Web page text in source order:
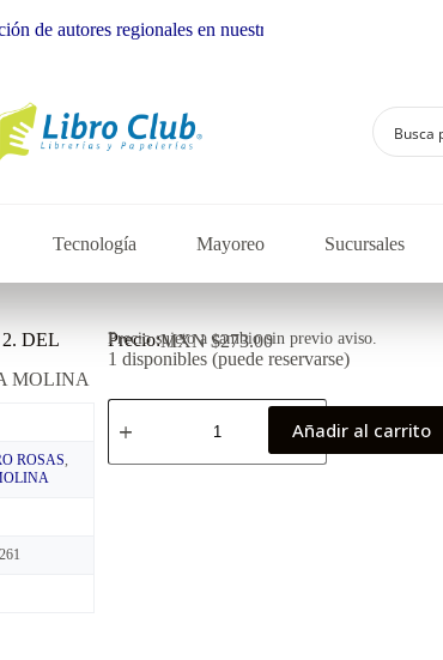
regionales en nuestra librería
Tecnología Mayoreo Sucursales
DEL
MOLINA
ROSAS,
Precio:MXN $273.00
Precio sujeto a cambio sin previo aviso.
1 disponibles (puede reservarse)
Añadir al carrito